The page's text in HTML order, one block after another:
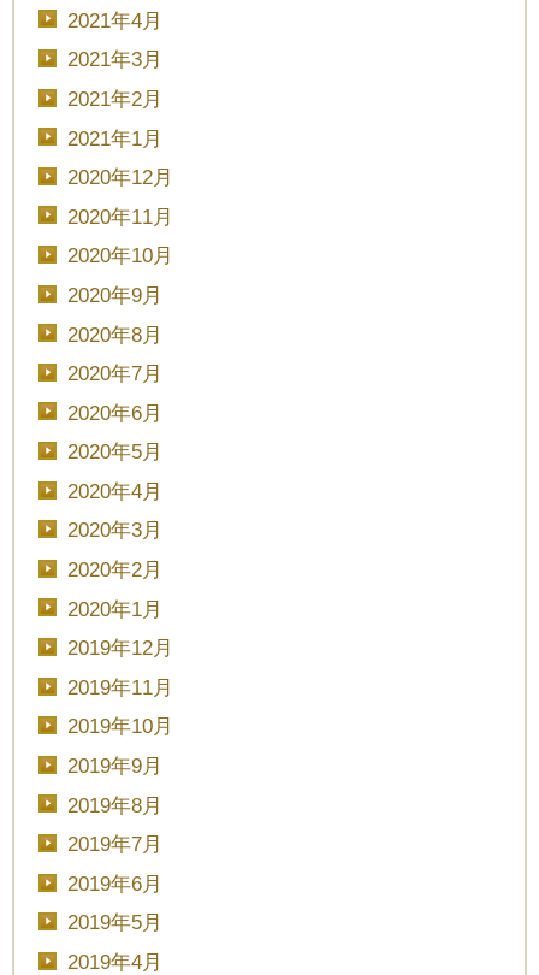
2021年4月
2021年3月
2021年2月
2021年1月
2020年12月
2020年11月
2020年10月
2020年9月
2020年8月
2020年7月
2020年6月
2020年5月
2020年4月
2020年3月
2020年2月
2020年1月
2019年12月
2019年11月
2019年10月
2019年9月
2019年8月
2019年7月
2019年6月
2019年5月
2019年4月
TEL.0120-117-548